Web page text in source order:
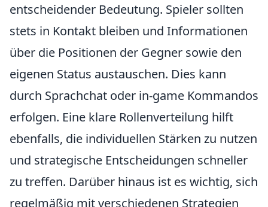
entscheidender Bedeutung. Spieler sollten
stets in Kontakt bleiben und Informationen
über die Positionen der Gegner sowie den
eigenen Status austauschen. Dies kann
durch Sprachchat oder in-game Kommandos
erfolgen. Eine klare Rollenverteilung hilft
ebenfalls, die individuellen Stärken zu nutzen
und strategische Entscheidungen schneller
zu treffen. Darüber hinaus ist es wichtig, sich
regelmäßig mit verschiedenen Strategien